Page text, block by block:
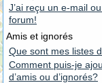
J’ai reçu un e-mail
forum!
Amis et ignorés
Que sont mes listes
Comment puis-je
d’amis ou d’ignorés?